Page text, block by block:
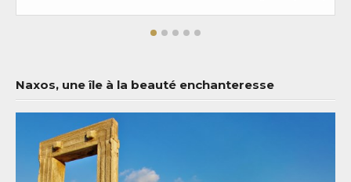
Naxos, une île à la beauté enchanteresse